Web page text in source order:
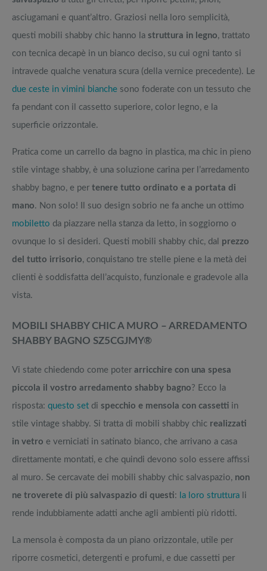
asciugamani e quant’altro. Graziosi nella loro semplicità,
questi mobili shabby chic hanno la struttura in legno, trattato
con tecnica decapè in un bianco deciso, su cui ogni tanto si
intravede qualche venatura scura (della vernice precedente). Le
due ceste in vimini bianche sono foderate con un tessuto che
fa pendant con il cassetto superiore, color legno, e la
superficie orizzontale.
Pratica come un carrello da bagno in plastica, ma chic in pieno
stile vintage shabby, è una soluzione carina per l’arredamento
shabby bagno, e per tenere tutto ordinato e a portata di
mano. Non solo! Il suo design sobrio ne fa anche un ottimo
mobiletto da piazzare nella stanza da letto, in soggiorno o
ovunque lo si desideri. Questi mobili shabby chic, dal prezzo
del tutto irrisorio, conquistano tre stelle piene e la metà dei
clienti è soddisfatta dell’acquisto, funzionale e gradevole alla
vista.
MOBILI SHABBY CHIC A MURO – ARREDAMENTO
SHABBY BAGNO SZ5CGJMY®
Vi state chiedendo come poter arricchire con una spesa
piccola il vostro arredamento shabby bagno? Ecco la
risposta: questo set di specchio e mensola con cassetti in
stile vintage shabby. Si tratta di mobili shabby chic realizzati
in vetro e verniciati in satinato bianco, che arrivano a casa
direttamente montati, e che quindi devono solo essere affissi
al muro. Se cercavate dei mobili shabby chic salvaspazio, non
ne troverete di più salvaspazio di questi: la loro struttura li
rende indubbiamente adatti anche agli ambienti più ridotti.
La mensola è composta da un piano orizzontale, utile per
riporre cosmetici, detergenti e profumi, e due cassetti per